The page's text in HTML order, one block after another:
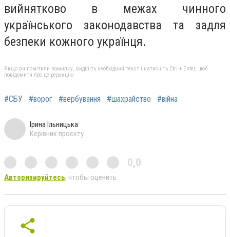
вийнятково в межах чинного
українського законодавства та задля
безпеки кожного українця.
Якщо ви помітили помилку, виділіть необхідний текст і натисніть Ctrl + Enter, щоб
повідомити про це редакцію
#СБУ #ворог #вербування #шахрайство #війна
Ірина Ільницька
Керівник проєкту
0,0
Авторизируйтесь, чтобы оценить